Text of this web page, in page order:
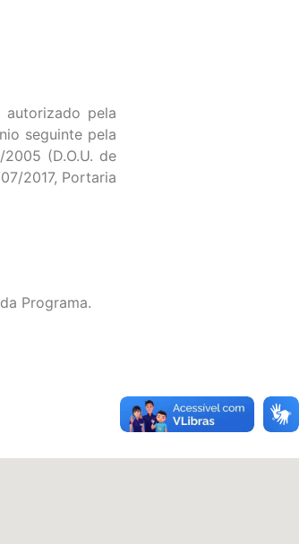
pela
seguinte pela
(D.O.U. de
2017, Portaria
Programa.